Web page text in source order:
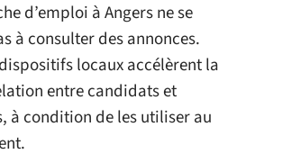
d’emploi à Angers ne se
à consulter des annonces.
locaux accélèrent la
entre candidats et
à condition de les utiliser au